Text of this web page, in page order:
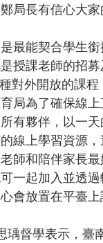
局長有信心大家
授課老師的招
對外開放的課
局為了確保線
有夥伴，以一
線上學習資源
師和陪伴家長
一起加入並透
會放置在平臺上